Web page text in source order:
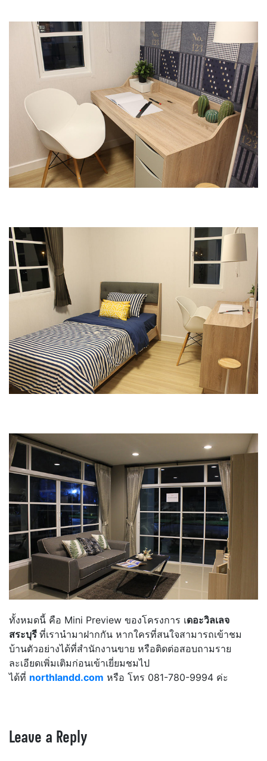
ทั้งหมดนี้ คือ Mini Preview ของโครงการ เดอะวิลเลจ
สระบุรี ที่เรานำมาฝากกัน หากใครที่สนใจสามารถเข้าชม
บ้านตัวอย่างได้ที่สำนักงานขาย หรือติดต่อสอบถามราย
ละเอียดเพิ่มเติมก่อนเข้าเยี่ยมชมไป
ได้ที่ northlandd.com หรือ โทร 081-780-9994 ค่ะ
Leave a Reply